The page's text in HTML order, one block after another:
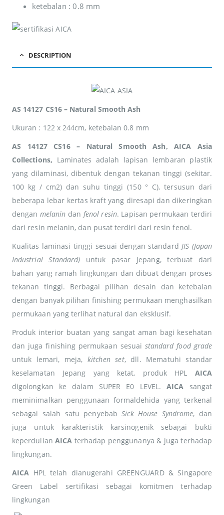
ketebalan : 0.8 mm
DESCRIPTION
AS 14127 CS16 – Natural Smooth Ash
Ukuran : 122 x 244cm, ketebalan 0.8 mm
AS 14127 CS16 – Natural Smooth Ash, AICA Asia
Collections, Laminates adalah lapisan lembaran plastik
yang dilaminasi, dibentuk dengan tekanan tinggi (sekitar.
100 kg / cm2) dan suhu tinggi (150 ° C), tersusun dari
beberapa lebar kertas kraft yang diresapi dan dikeringkan
dengan melanin dan fenol resin. Lapisan permukaan terdiri
dari resin melanin, dan pusat terdiri dari resin fenol.
Kualitas laminasi tinggi sesuai dengan standardJIS (Japan
Industrial Standard) untuk pasar Jepang, terbuat dari
bahan yang ramah lingkungan dan dibuat dengan proses
tekanan tinggi. Berbagai pilihan desain dan ketebalan
dengan banyak pilihan finishing permukaan menghasilkan
permukaan yang terlihat natural dan eksklusif.
Produk interior buatan yang sangat aman bagi kesehatan
dan juga finishing permukaan sesuai standard food grade
untuk lemari, meja,kitchen set, dll. Mematuhi standar
keselamatan Jepang yang ketat, produk HPL AICA
digolongkan ke dalam SUPER E0 LEVEL.AICA sangat
meminimalkan penggunaan formaldehida yang terkenal
sebagai salah satu penyebabSick House Syndrome, dan
juga untuk karakteristik karsinogenik sebagai bukti
keperdulianAICA terhadap penggunanya & juga terhadap
lingkungan.
AICA HPL telah dianugerahi GREENGUARD & Singapore
Green Label sertifikasi sebagai komitmen terhadap
lingkungan